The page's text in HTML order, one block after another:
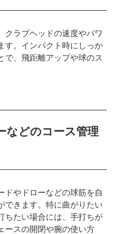
クラブヘッドの速度やパワ
す。インパクト時にしっか
で、飛距離アップや球のス
などのコース管理
ドやドローなどの球筋を自
できます。特に曲がりたい
ちたい場合には、手打ちが
ースの開閉や腕の使い方